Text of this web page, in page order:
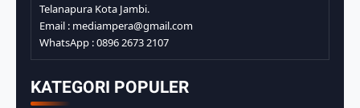
Telanapura Kota Jambi.
Email : mediampera@gmail.com
WhatsApp : 0896 2673 2107
KATEGORI POPULER